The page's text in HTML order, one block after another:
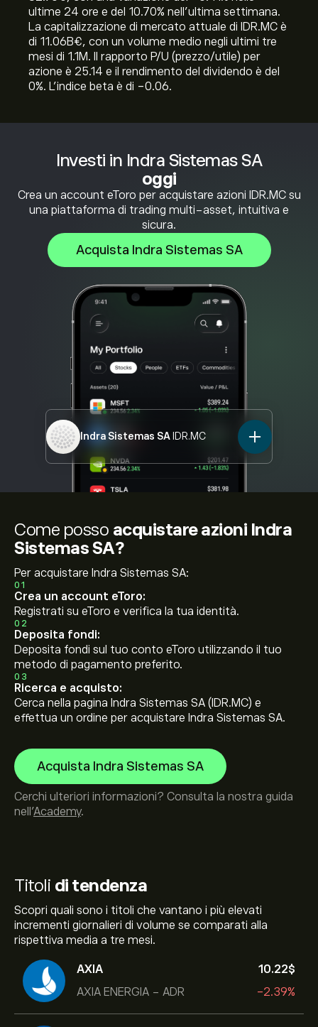
Investi in Indra Sistemas SA
oggi
Crea un account eToro per acquistare azioni IDR.MC su
una piattaforma di trading multi-asset, intuitiva e
sicura.
Acquista Indra Sistemas SA
Indra Sistemas SA IDR.MC
Titoli di tendenza
Scopri quali sono i titoli che vantano i più elevati
incrementi giornalieri di volume se comparati alla
rispettiva media a tre mesi.
AXIA
AXIA ENERGIA - ADR
10.22‎$‎
-2.39%
ultime 24 ore e del ‎10.70‎% nell'ultima settimana.
La capitalizzazione di mercato attuale di IDR.MC è
di 11.06B‎€‎, con un volume medio negli ultimi tre
mesi di 1.1M. Il rapporto P/U (prezzo/utile) per
azione è 25.14 e il rendimento del dividendo è del
0%. L'indice beta è di -0.06.
Come posso acquistare azioni Indra
Sistemas SA?
Per acquistare Indra Sistemas SA:
01
Crea un account eToro:
Registrati su eToro e verifica la tua identità.
02
Deposita fondi:
Deposita fondi sul tuo conto eToro utilizzando il tuo
metodo di pagamento preferito.
03
Ricerca e acquisto:
Cerca nella pagina Indra Sistemas SA (IDR.MC) e
effettua un ordine per acquistare Indra Sistemas SA.
Acquista Indra Sistemas SA
Cerchi ulteriori informazioni? Consulta la nostra guida
nell’Academy.